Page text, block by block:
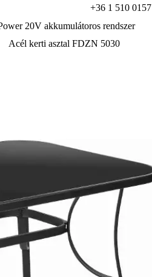
+36 1 510 0157
20V akkumulátoros rendszer
Acél kerti asztal FDZN 5030